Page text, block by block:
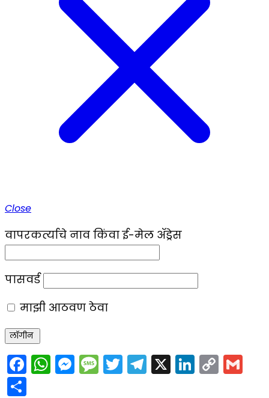
Close
वापरकर्त्याचे नाव किंवा ई-मेल ॲड्रेस
पासवर्ड
माझी आठवण ठेवा
Facebook
WhatsApp
Messenger
Message
Twitter
Telegram
X LinkedIn
Copy
Link